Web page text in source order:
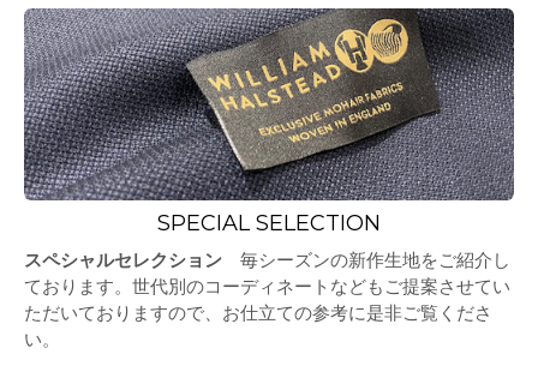
SPECIAL SELECTION
スペシャルセレクション 毎シーズンの新作生地をご紹介し
ております。世代別のコーディネートなどもご提案させてい
ただいておりますので、お仕立ての参考に是非ご覧くださ
い。